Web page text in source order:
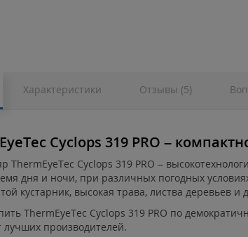
Характеристики Отзывы (5)
Cyclops 319 PRO –
ThermEyeTec Cyclops 319 PRO –
дня и ночи, при различных погодных
кустарник, высокая трава, листва деревьев
ThermEyeTec Cyclops 319 PRO по
лучших производителей.